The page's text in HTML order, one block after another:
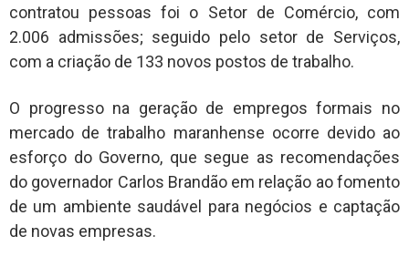
contratou pessoas foi o Setor de Comércio, com
2.006 admissões; seguido pelo setor de Serviços,
com a criação de 133 novos postos de trabalho.
O progresso na geração de empregos formais no
mercado de trabalho maranhense ocorre devido ao
esforço do Governo, que segue as recomendações
do governador Carlos Brandão em relação ao fomento
de um ambiente saudável para negócios e captação
de novas empresas.